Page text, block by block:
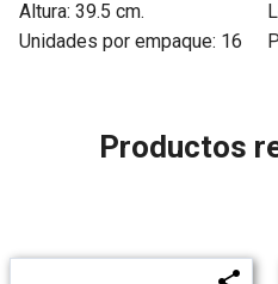
Altura: 39.5 cm.
Unidades por empaque: 16
Productos